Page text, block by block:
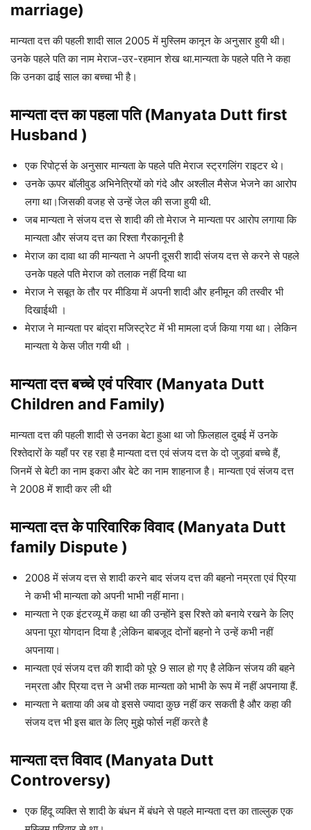
marriage)
मान्यता दत्त की पहली शादी साल 2005 में मुस्लिम कानून के अनुसार हुयी थी।
उनके पहले पति का नाम मेराज-उर-रहमान शेख था.मान्यता के पहले पति ने कहा
कि उनका ढाई साल का बच्चा भी है।
मान्यता दत्त का पहला पति (Manyata Dutt first
Husband )
एक रिपोर्ट्स के अनुसार मान्यता के पहले पति मेराज स्ट्रगलिंग राइटर थे।
उनके ऊपर बॉलीवुड अभिनेत्रियों को गंदे और अश्लील मैसेज भेजने का आरोप
लगा था।जिसकी वजह से उन्हें जेल की सजा हुयी थी.
जब मान्यता ने संजय दत्त से शादी की तो मेराज ने मान्यता पर आरोप लगाया कि
मान्यता और संजय दत्त का रिश्ता गैरकानूनी है
मेराज का दावा था की मान्यता ने अपनी दूसरी शादी संजय दत्त से करने से पहले
उनके पहले पति मेराज को तलाक नहीं दिया था
मेराज ने सबूत के तौर पर मीडिया में अपनी शादी और हनीमून की तस्वीर भी
दिखाईथी ।
मेराज ने मान्यता पर बांद्रा मजिस्ट्रेट में भी मामला दर्ज किया गया था। लेकिन
मान्यता ये केस जीत गयी थी ।
मान्यता दत्त बच्चे एवं परिवार (Manyata Dutt
Children and Family)
मान्यता दत्त की पहली शादी से उनका बेटा हुआ था जो फ़िलहाल दुबई में उनके
रिश्तेदारों के यहाँ पर रह रहा है मान्यता दत्त एवं संजय दत्त के दो जुड़वां बच्चे हैं,
जिनमें से बेटी का नाम इकरा और बेटे का नाम शाहनाज है। मान्यता एवं संजय दत्त
ने 2008 में शादी कर ली थी
मान्यता दत्त के पारिवारिक विवाद (Manyata Dutt
family Dispute )
2008 में संजय दत्त से शादी करने बाद संजय दत्त की बहनो नम्रता एवं प्रिया
ने कभी भी मान्यता को अपनी भाभी नहीं माना।
मान्यता ने एक इंटरव्यू में कहा था की उन्होंने इस रिश्ते को बनाये रखने के लिए
अपना पूरा योगदान दिया है ;लेकिन बाबजूद दोनों बहनो ने उन्हें कभी नहीं
अपनाया।
मान्यता एवं संजय दत्त की शादी को पूरे 9 साल हो गए है लेकिन संजय की बहने
नम्रता और प्रिया दत्त ने अभी तक मान्यता को भाभी के रूप में नहीं अपनाया हैं.
मान्यता ने बताया की अब वो इससे ज्यादा कुछ नहीं कर सकती है और कहा की
संजय दत्त भी इस बात के लिए मुझे फोर्स नहीं करते है
मान्यता दत्त विवाद (Manyata Dutt
Controversy)
एक हिंदू व्यक्ति से शादी के बंधन में बंधने से पहले मान्यता दत्त का ताल्लुक एक